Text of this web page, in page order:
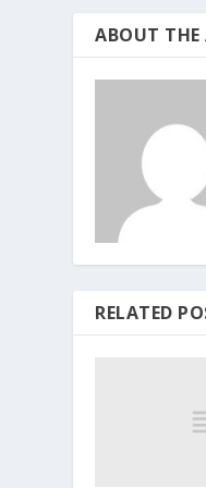
ABOUT
RELATED